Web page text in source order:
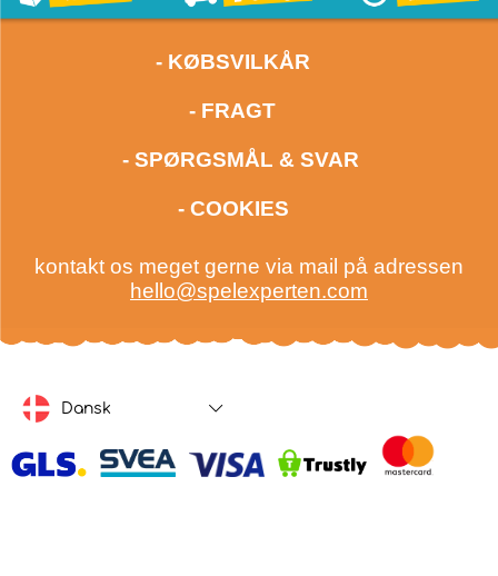
- KØBSVILKÅR
- FRAGT
- SPØRGSMÅL & SVAR
- COOKIES
kontakt os meget gerne via mail på adressen
hello@spelexperten.com
Dansk